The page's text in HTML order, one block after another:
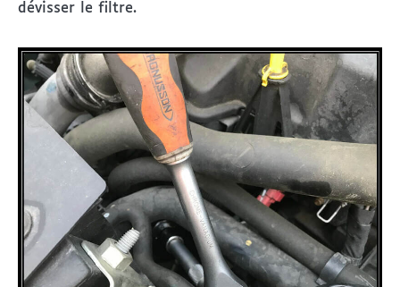
dévisser le filtre.